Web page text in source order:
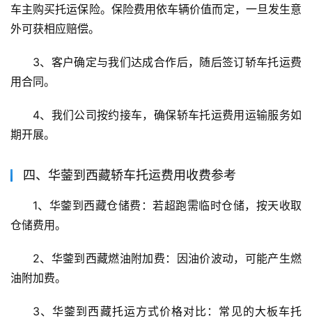
车主购买托运保险。保险费用依车辆价值而定，一旦发生意
外可获相应赔偿。
3、客户确定与我们达成合作后，随后签订轿车托运费
用合同。
4、我们公司按约接车，确保轿车托运费用运输服务如
期开展。
四、华蓥到西藏轿车托运费用收费参考
1、华蓥到西藏仓储费：若超跑需临时仓储，按天收取
仓储费用。
2、华蓥到西藏燃油附加费：因油价波动，可能产生燃
油附加费。
3、华蓥到西藏托运方式价格对比：常见的大板车托